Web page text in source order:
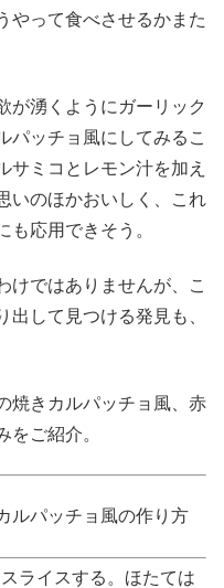
やって食べさせるかまた
が湧くようにガーリック
パッチョ風にしてみるこ
サミコとレモン汁を加え
いのほかおいしく、これ
も応用できそう。
けではありませんが、こ
出して見つける発見も、
焼きカルパッチョ風、赤
をご紹介。
ルパッチョ風の作り方
ライスする。ほたては